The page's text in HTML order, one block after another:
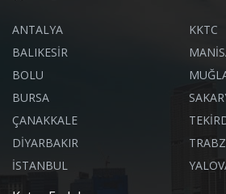
ANTALYA
BALIKESİR
BOLU
BURSA
ÇANAKKALE
DİYARBAKIR
İSTANBUL
KKTC